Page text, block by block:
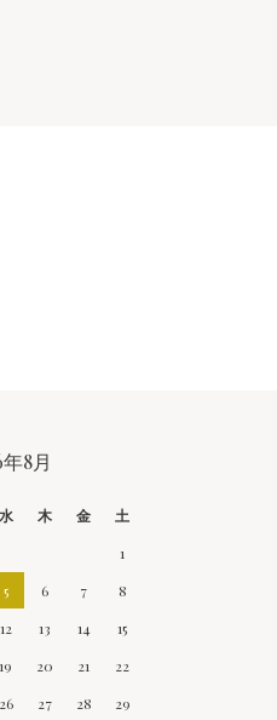
8月
水 木 金
土
1
5 6 7
8
12 13 14
15
19 20 21
22
26 27 28
29